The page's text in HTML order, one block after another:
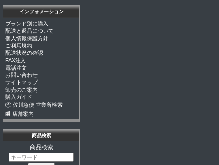
インフォメーション
ブランド別に購入
配送と返品について
個人情報保護方針
ご利用規約
配送状況の確認
FAX注文
電話注文
お問い合わせ
サイトマップ
卸売のご案内
購入ガイド
📦 佐川急便 営業所検索
🏬 店舗案内
商品検索
商品検索